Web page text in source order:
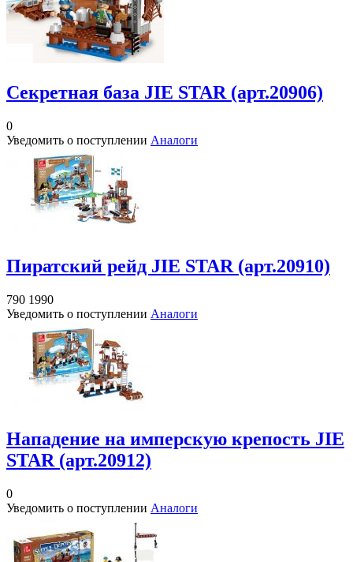
Секретная база JIE STAR (арт.20906)
0
Уведомить о поступлении Аналоги
Пиратский рейд JIE STAR (арт.20910)
790 1990
Уведомить о поступлении Аналоги
Нападение на имперскую крепость JIE
STAR (арт.20912)
0
Уведомить о поступлении Аналоги